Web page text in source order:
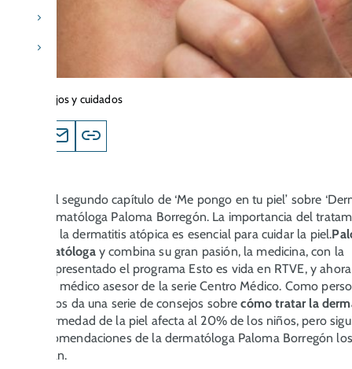
Consejos y cuidados
el segundo capítulo de ‘Me pongo en tu piel’ sobre
con la dermatóloga Paloma Borregón. La importancia del
de la dermatitis atópica es esencial para cuidar la piel.
dermatólogay combina su gran pasión, la medicina, con la
Ha presentado el programa Esto es vida en RTVE, y ahora
el equipo médico asesor de la serie Centro Médico. Como
hoy nos da una serie de consejos sobrecómo tratar la
Esta enfermedad de la piel afecta al 20% de los niños, pero
y recomendaciones de la dermatóloga Paloma Borregón los
mejorarán.